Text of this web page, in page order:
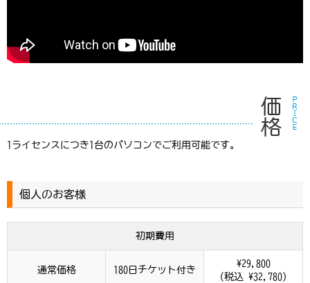
ＰＲＩＣＥ
価格
1ライセンスにつき1台のパソコンでご利用可能です。
個人のお客様
初期費用
通常価格 180日チケット付き
¥29,800
(税込 ¥32,780)